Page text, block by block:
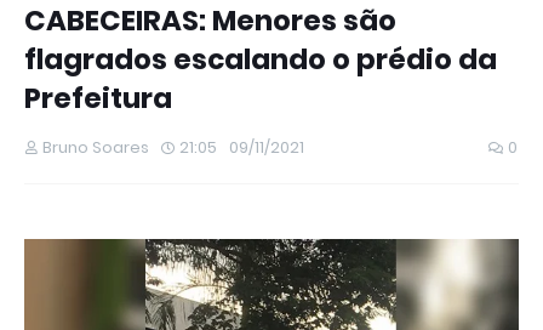
CABECEIRAS: Menores são
flagrados escalando o prédio da
Prefeitura
Bruno Soares 21:05 09/11/2021 0